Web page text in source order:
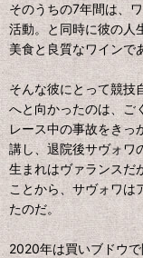
そのうちの7年間は、
活動。と同時に彼の人
美食と良質なワインで
そんな彼にとって競技
へと向かったのは、ご
レース中の事故をきっ
講し、退院後サヴォワ
生まれはヴァランスだ
ことから、サヴォワは
たのだ。
2020年は買いブドウで